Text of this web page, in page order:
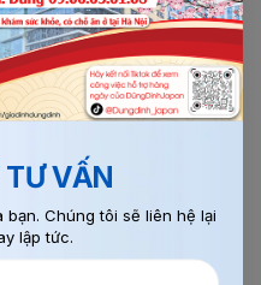
này, sẽ đưa bạn
VẤN
Chúng tôi sẽ liên hệ lại
lập tức.